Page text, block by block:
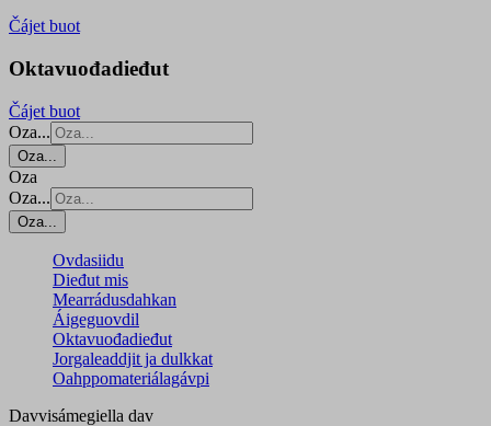
Čájet buot
Oktavuođadieđut
Čájet buot
Oza...
Oza...
Oza
Oza...
Oza...
Ovdasiidu
Dieđut mis
Mearrádusdahkan
Áigeguovdil
Oktavuođadieđut
Jorgaleaddjit ja dulkkat
Oahppomateriálagávpi
Davvisámegiella dav